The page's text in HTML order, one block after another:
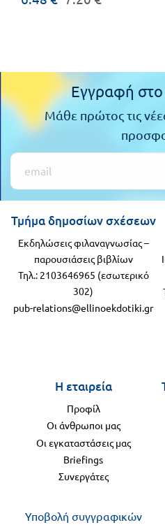
Εγγραφή
Μάθε πρώτος τις
Η εταιρεία
Προφίλ
Οι άνθρωποι μας
Οι εγκαταστάσεις μας
Briefings
Συνεργάτες
Τμήμα δημοσίων σχέσεων
Εκδηλώσεις φιλαναγνωσίας –
παρουσιάσεις βιβλίων
Τηλ.: 2103646965 (εσωτερικό
302)
pub-relations@ellinoekdotiki.gr
Υποβολή συγγραφικών